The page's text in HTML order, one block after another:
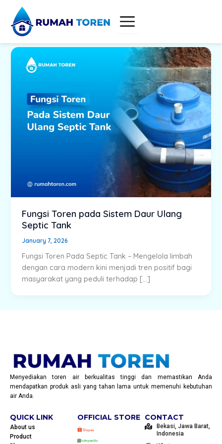
content
Fungsi Toren pada Sistem Daur Ulang
Septic Tank
January 7, 2026
Fungsi Toren Pada Septic Tank – Mengelola limbah
dengan cara modern kini menjadi tren positif bagi
masyarakat yang peduli terhadap […]
Menyediakan toren air berkualitas tinggi dan memastikan Anda
mendapatkan produk asli yang tahan lama untuk memenuhi kebutuhan
air Anda.
QUICK LINK
About us
Product
OFFICIAL STORE CONTACT
Bekasi, Jawa Barat,
Indonesia